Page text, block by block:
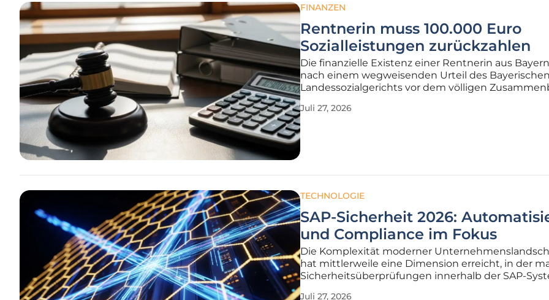
FINANZEN
Rentnerin muss 100.000 Euro
Sozialleistungen zurückzahlen
Die finanzielle Existenz einer Rentnerin aus
nach einem wegweisenden Urteil des Bayerischen
Landessozialgerichts vor dem völligen
einhunderttausend Euro rechtskräftig bestätigt
Juli 27, 2026
TECHNOLOGIE
SAP-Sicherheit 2026:
und Compliance im Fokus
Die Komplexität moderner
hat mittlerweile eine Dimension erreicht, in der
Sicherheitsüberprüfungen innerhalb der SAP-
Juli 27, 2026